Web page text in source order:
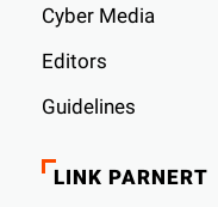
Cyber ​​Media
Editors
Guidelines
LINK PARNERT